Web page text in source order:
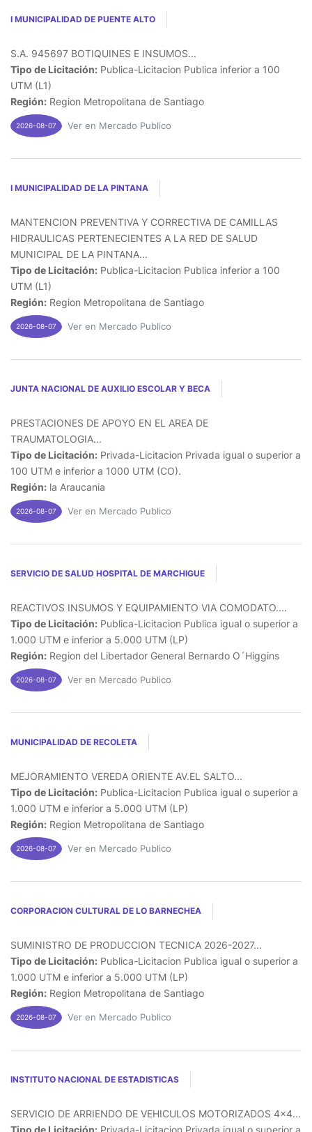
I MUNICIPALIDAD DE PUENTE ALTO
S.A. 945697 BOTIQUINES E INSUMOS...
Tipo de Licitación: Publica-Licitacion Publica inferior a 100
UTM (L1)
Región: Region Metropolitana de Santiago
2026-08-07 Ver en Mercado Publico
I MUNICIPALIDAD DE LA PINTANA
MANTENCION PREVENTIVA Y CORRECTIVA DE CAMILLAS
HIDRAULICAS PERTENECIENTES A LA RED DE SALUD
MUNICIPAL DE LA PINTANA...
Tipo de Licitación: Publica-Licitacion Publica inferior a 100
UTM (L1)
Región: Region Metropolitana de Santiago
2026-08-07 Ver en Mercado Publico
JUNTA NACIONAL DE AUXILIO ESCOLAR Y BECA
PRESTACIONES DE APOYO EN EL AREA DE
TRAUMATOLOGIA...
Tipo de Licitación: Privada-Licitacion Privada igual o superior a
100 UTM e inferior a 1000 UTM (CO).
Región: la Araucania
2026-08-07 Ver en Mercado Publico
SERVICIO DE SALUD HOSPITAL DE MARCHIGUE
REACTIVOS INSUMOS Y EQUIPAMIENTO VIA COMODATO....
Tipo de Licitación: Publica-Licitacion Publica igual o superior a
1.000 UTM e inferior a 5.000 UTM (LP)
Región: Region del Libertador General Bernardo O´Higgins
2026-08-07 Ver en Mercado Publico
MUNICIPALIDAD DE RECOLETA
MEJORAMIENTO VEREDA ORIENTE AV.EL SALTO...
Tipo de Licitación: Publica-Licitacion Publica igual o superior a
1.000 UTM e inferior a 5.000 UTM (LP)
Región: Region Metropolitana de Santiago
2026-08-07 Ver en Mercado Publico
CORPORACION CULTURAL DE LO BARNECHEA
SUMINISTRO DE PRODUCCION TECNICA 2026-2027...
Tipo de Licitación: Publica-Licitacion Publica igual o superior a
1.000 UTM e inferior a 5.000 UTM (LP)
Región: Region Metropolitana de Santiago
2026-08-07 Ver en Mercado Publico
INSTITUTO NACIONAL DE ESTADISTICAS
SERVICIO DE ARRIENDO DE VEHICULOS MOTORIZADOS 4x4...
Tipo de Licitación: Privada-Licitacion Privada igual o superior a